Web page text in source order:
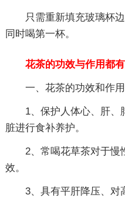
只需重新填充玻璃杯
同时喝第一杯。
花茶的功效与作用都有
一、花茶的功效和作用
1、保护人体心、肝、
脏进行食补养护。
2、常喝花草茶对于慢
效。
3、具有平肝降压、对